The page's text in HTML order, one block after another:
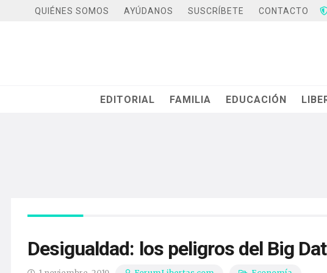
QUIÉNES SOMOS AYÚDANOS SUSCRÍBETE CONTACTO
EDITORIAL FAMILIA EDUCACIÓN
Desigualdad: los peligros del Big